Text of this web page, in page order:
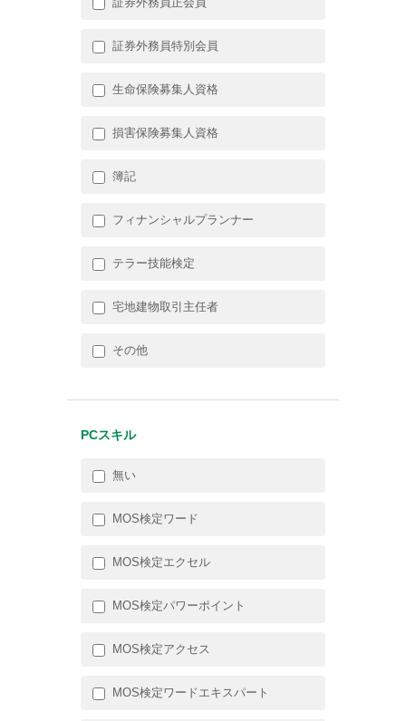
証券外務員特別会員
生命保険募集人資格
損害保険募集人資格
簿記
フィナンシャルプランナー
テラー技能検定
宅地建物取引主任者
その他
PCスキル
無い
MOS検定ワード
MOS検定エクセル
MOS検定パワーポイント
MOS検定アクセス
MOS検定ワードエキスパート